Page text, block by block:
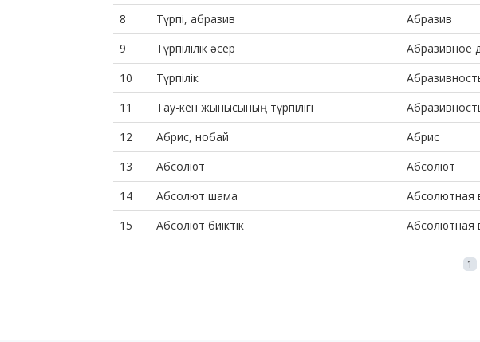
8
Түрпі, абразив
Абразив
9
Түрпілілік әсер
Абразивное
10
Түрпілік
11
Тау-кен жынысының түрпілігі
12
Абрис, нобай
Абрис
13
Абсолют
Абсолют
14
Абсолют шама
Абсолютная
15
Абсолют биіктік Абсолютная
1